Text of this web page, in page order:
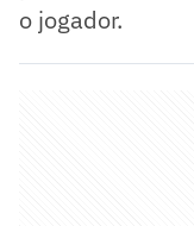
o jogador.